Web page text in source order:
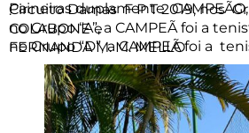
Paineiras duplamente CAMPEÃO, nesta etapa do Circuito Damas F P T 2019, nos Grupos “A” e “D” , pois :
no Grupo “A”, a CAMPEÃ foi a tenista DIONETE A. COLABONE e
no Grupo “D”, a CAMPEÃ foi a tenista MARIA FERNANDA M. M. MELLO